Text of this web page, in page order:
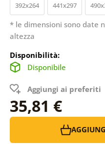
392x264 441x297
* le dimensioni sono date
altezza
Disponibilità:
Disponibile
Aggiungi ai preferiti
35,81 €